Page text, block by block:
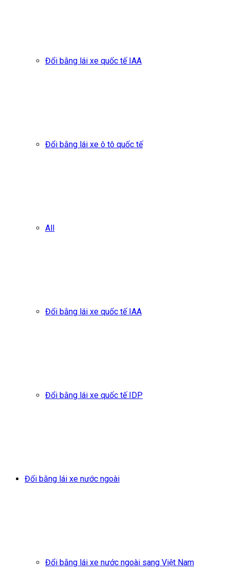
Đổi bằng lái xe quốc tế IAA
Đổi bằng lái xe ô tô quốc tế
All
Đổi bằng lái xe quốc tế IAA
Đổi bằng lái xe quốc tế IDP
Đổi bằng lái xe nước ngoài
Đổi bằng lái xe nước ngoài sang Việt Nam